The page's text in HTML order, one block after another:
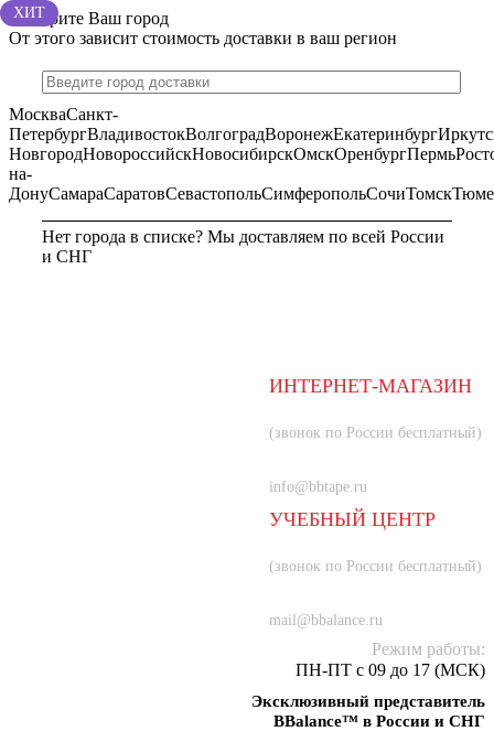
Выберите Ваш город
От этого зависит стоимость доставки в ваш регион
МоскваСанкт-
ПетербургВладивостокВолгоградВоронежЕкатеринбург
НовгородНовороссийскНовосибирскОмскОренбургПермь
на-
ДонуСамараСаратовСевастопольСимферопольСочиТомск
Нет города в списке? Мы доставляем по всей России
и СНГ
ИНТЕРНЕТ-МАГАЗИН
(звонок по России бесплатный)
info@bbtape.ru
УЧЕБНЫЙ ЦЕНТР
(звонок по России бесплатный)
mail@bbalance.ru
Режим работы:
ПН-ПТ с 09 до 17 (МСК)
Эксклюзивный представитель
BBalance™ в России и СНГ
ХИТ